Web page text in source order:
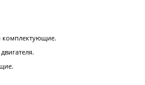
комплектующие.